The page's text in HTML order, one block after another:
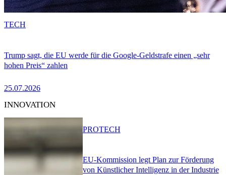
Trump sagt, die EU werde für die Google-Geldstrafe einen „sehr
hohen Preis“ zahlen
25.07.2026
TECH
INNOVATION
EU-Kommission legt Plan zur Förderung
von Künstlicher Intelligenz in der Industrie
PROTECH